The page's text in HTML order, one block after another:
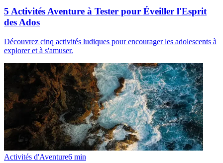
5 Activités Aventure à Tester pour Éveiller l'Esprit
des Ados
Découvrez cinq activités ludiques pour encourager les adolescents à
explorer et à s'amuser.
Activités d'Aventure6 min